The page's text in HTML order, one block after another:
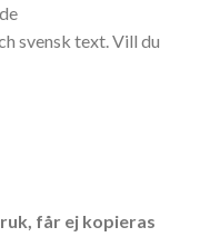
svensk text. Vill du
får ej kopieras